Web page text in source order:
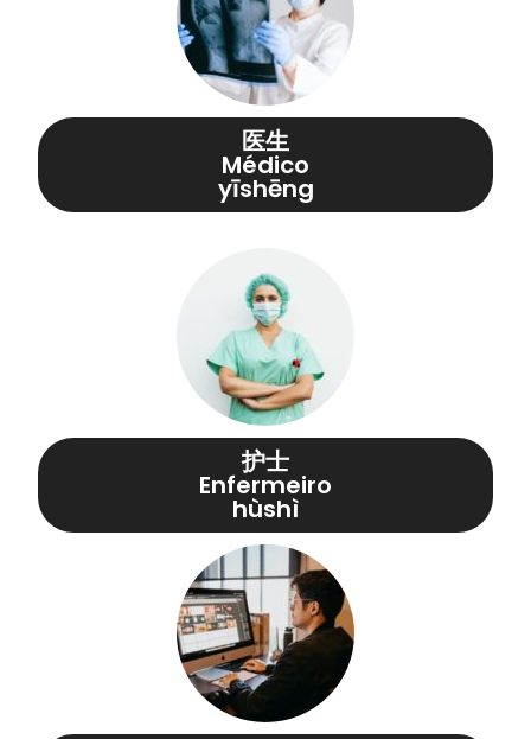
医生
Médico
yīshēng
护士
Enfermeiro
hùshì